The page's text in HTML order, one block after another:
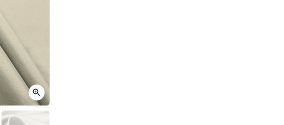
zoom_in